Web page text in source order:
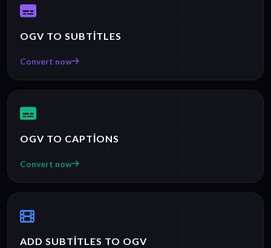
OGV TO SUBTITLES
Convert now
OGV TO CAPTIONS
Convert now
ADD SUBTITLES TO OGV